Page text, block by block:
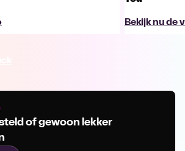
Bekijk nu de
of gewoon lekker